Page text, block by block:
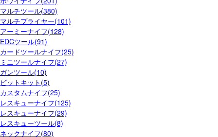
マルチツール(380)
マルチプライヤー(101)
アーミーナイフ(128)
EDCツール(91)
カードツールナイフ(25)
ミニツールナイフ(27)
ガンツール(10)
ビットキット(5)
カスタムナイフ(25)
レスキューナイフ(125)
レスキューナイフ(29)
レスキューツール(8)
ネックナイフ(80)